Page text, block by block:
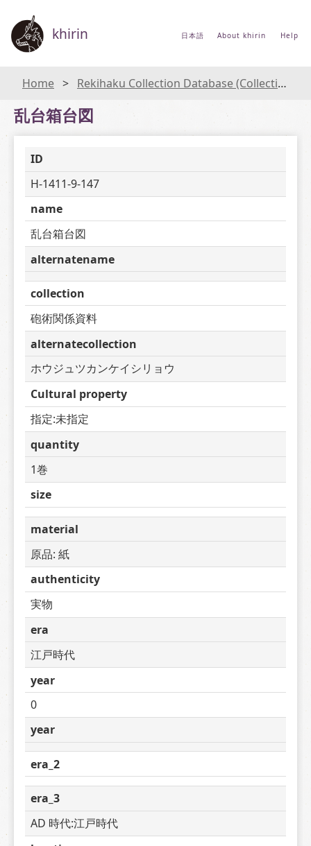
khirin 日本語 About khirin Help
Home Rekihaku Collection Database (Collections Database of the National Museum of Japanese History)
乱台箱台図
ID
H-1411-9-147
name
乱台箱台図
alternatename
collection
砲術関係資料
alternatecollection
ホウジュツカンケイシリョウ
Cultural property
指定:未指定
quantity
1巻
size
material
原品: 紙
authenticity
実物
era
江戸時代
year
0
year
era_2
era_3
AD 時代:江戸時代